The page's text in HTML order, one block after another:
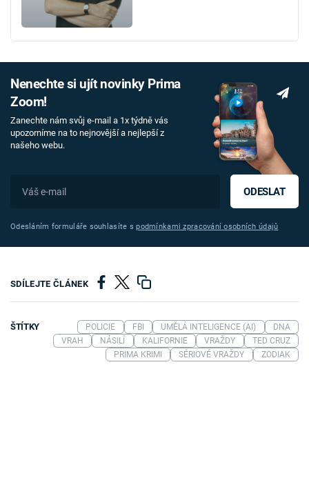
Nenechte si ujít novinky Prima
Zoom!
Zanechte nám svůj e-mail a 1x týdně vás
upozorníme na to nejnovější a nejlepší z
našeho webu.
ODESLAT
Odesláním formuláře souhlasíte spodmínkami zpracování osobních údajů
SDÍLEJTE ČLÁNEK
ŠTÍTKY POLICIE FBI UMĚLÁ INTELIGENCE (AI)
DNA
VRAH
NÁSILÍ KALIFORNIE VRAŽDY
TED CRUZ
PRIMA KRIMI
SÉRIOVÉ VRAŽDY ZODIAK